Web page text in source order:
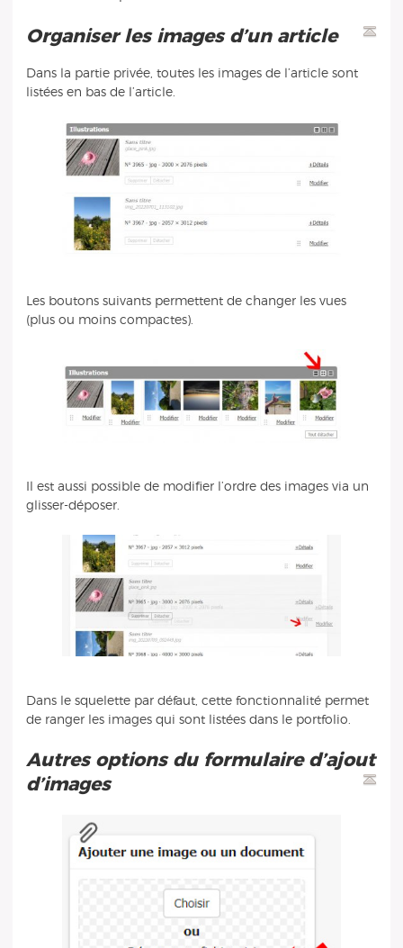
Organiser les images d’un article
Dans la partie privée, toutes les images de l’article sont
listées en bas de l’article.
Les boutons suivants permettent de changer les vues
(plus ou moins compactes).
Il est aussi possible de modifier l’ordre des images via un
glisser-déposer.
Dans le squelette par défaut, cette fonctionnalité permet
de ranger les images qui sont listées dans le portfolio.
Autres options du formulaire d’ajout
d’images